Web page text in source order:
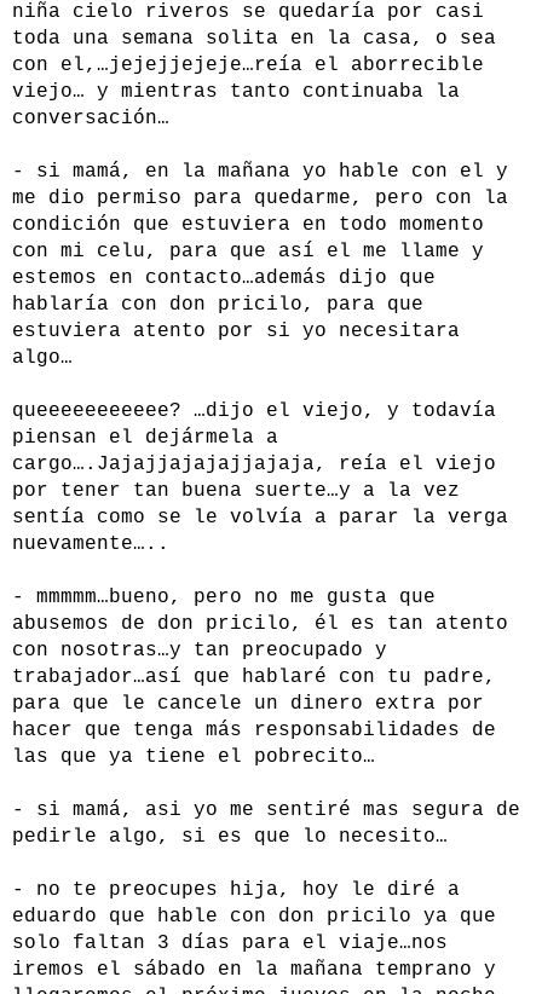
niña cielo riveros se quedaría por casi
toda una semana solita en la casa, o sea
con el,…jejejjejeje…reía el aborrecible
viejo… y mientras tanto continuaba la
conversación…
- si mamá, en la mañana yo hable con el y
me dio permiso para quedarme, pero con la
condición que estuviera en todo momento
con mi celu, para que así el me llame y
estemos en contacto…además dijo que
hablaría con don pricilo, para que
estuviera atento por si yo necesitara
algo…
queeeeeeeeeee? …dijo el viejo, y todavía
piensan el dejármela a
cargo….Jajajjajajajjajaja, reía el viejo
por tener tan buena suerte…y a la vez
sentía como se le volvía a parar la verga
nuevamente…..
- mmmmm…bueno, pero no me gusta que
abusemos de don pricilo, él es tan atento
con nosotras…y tan preocupado y
trabajador…así que hablaré con tu padre,
para que le cancele un dinero extra por
hacer que tenga más responsabilidades de
las que ya tiene el pobrecito…
- si mamá, asi yo me sentiré mas segura de
pedirle algo, si es que lo necesito…
- no te preocupes hija, hoy le diré a
eduardo que hable con don pricilo ya que
solo faltan 3 días para el viaje…nos
iremos el sábado en la mañana temprano y